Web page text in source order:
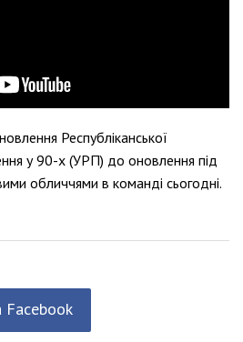
Республіканської
у 90-х (УРП) до оновлення під
обличчями в команді сьогодні.
Facebook